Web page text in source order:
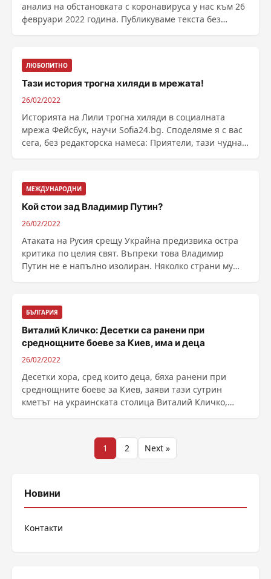
анализ на обстановката с коронавируса у нас към 26
февруари 2022 година. Публикуваме текста без
ЛЮБОПИТНО
Тази история трогна хиляди в мрежата!
26/02/2022
Историята на Лили трогна хиляди в социалната
мрежа Фейсбук, научи Sofia24.bg. Споделяме я с вас
сега, без редакторска намеса: Приятели, тази чудна
МЕЖДУНАРОДНИ
Кой стои зад Владимир Путин?
26/02/2022
Атаката на Русия срещу Украйна предизвика остра
критика по целия свят. Въпреки това Владимир
Путин не е напълно изолиран. Няколко страни му
БЪЛГАРИЯ
Виталий Кличко: Десетки са ранени при
среднощните боеве за Киев, има и деца
26/02/2022
Десетки хора, сред които деца, бяха ранени при
среднощните боеве за Киев, заяви тази сутрин
кметът на украинската столица Виталий Кличко,
публикациите
1 2 Next »
Новини
Контакти